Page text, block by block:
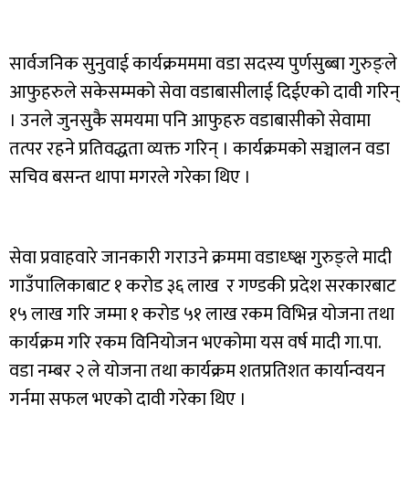
सार्वजनिक सुनुवाई कार्यक्रमममा वडा सदस्य पुर्णसुब्बा गुरुङ्ले
आफुहरुले सकेसम्मको सेवा वडाबासीलाई दिईएको दावी गरिन्
। उनले जुनसुकै समयमा पनि आफुहरु वडाबासीको सेवामा
तत्पर रहने प्रतिवद्धता व्यक्त गरिन् । कार्यक्रमको सञ्चालन वडा
सचिव बसन्त थापा मगरले गरेका थिए ।
सेवा प्रवाहवारे जानकारी गराउने क्रममा वडाध्ष्क्ष गुरुङ्ले मादी
गाउँपालिकाबाट १ करोड ३६ लाख र गण्डकी प्रदेश सरकारबाट
१५ लाख गरि जम्मा १ करोड ५१ लाख रकम विभिन्न योजना तथा
कार्यक्रम गरि रकम विनियोजन भएकोमा यस वर्ष मादी गा.पा.
वडा नम्बर २ ले योजना तथा कार्यक्रम शतप्रतिशत कार्यान्वयन
गर्नमा सफल भएको दावी गरेका थिए ।